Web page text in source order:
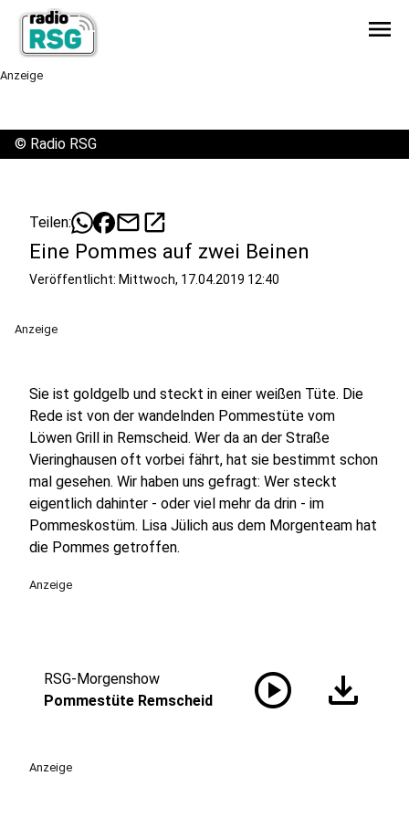
menu
Anzeige
© Radio RSG
Teilen: mailopen_in_new
Eine Pommes auf zwei Beinen
Veröffentlicht: Mittwoch, 17.04.2019 12:40
Anzeige
Sie ist goldgelb und steckt in einer weißen Tüte. Die
Rede ist von der wandelnden Pommestüte vom
Löwen Grill in Remscheid. Wer da an der Straße
Vieringhausen oft vorbei fährt, hat sie bestimmt schon
mal gesehen. Wir haben uns gefragt: Wer steckt
eigentlich dahinter - oder viel mehr da drin - im
Pommeskostüm. Lisa Jülich aus dem Morgenteam hat
die Pommes getroffen.
Anzeige
RSG-Morgenshow
Pommestüte Remscheid
play_circle download
Anzeige